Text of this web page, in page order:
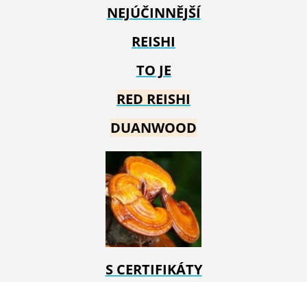
NEJÚČINNĚJŠÍ
REISHI
TO JE
RED REISHI
DUANWOOD
S CERTIFIKÁTY